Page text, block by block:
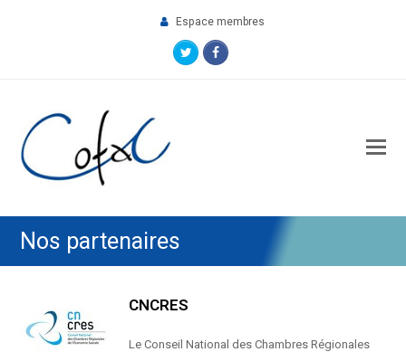
Espace membres
TwitterFacebook
Nos partenaires
CNCRES
Le Conseil National des Chambres Régionales